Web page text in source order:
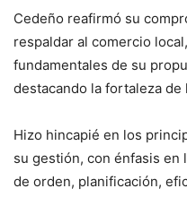
Cedeño reafirmó su
respaldar al comercio
fundamentales de su
destacando la fortaleza de
Hizo hincapié en los
su gestión, con énfasis en
de orden, planificación,